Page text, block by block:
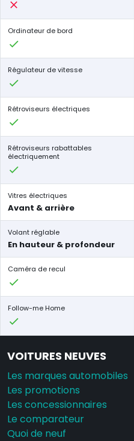
Ordinateur de bord
Régulateur de vitesse
Rétroviseurs électriques
Rétroviseurs rabattables
électriquement
Vitres électriques
Avant & arrière
Volant réglable
En hauteur & profondeur
Caméra de recul
Follow-me Home
VOITURES NEUVES
Les marques automobiles
Les promotions
Les concessionnaires
Le comparateur
Quoi de neuf